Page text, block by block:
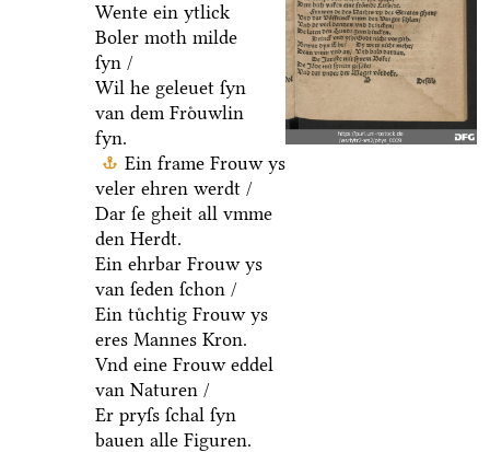
Wente ein ytlick
Boler moth milde
ſyn /
Wil he geleuet ſyn
van dem Froͤuwlin
fyn.
Ein frame Frouw ys
veler ehren werdt /
Dar ſe gheit all vmme
den Herdt.
Ein ehrbar Frouw ys
van ſeden ſchon /
Ein tuͤchtig Frouw ys
eres Mannes Kron.
Vnd eine Frouw eddel
van Naturen /
Er pryſs ſchal ſyn
bauen alle Figuren.